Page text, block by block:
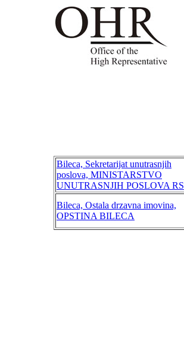
Bileca, Sekretarijat unutrasnjih
poslova, MINISTARSTVO
UNUTRASNJIH POSLOVA RS
Bileca, Ostala drzavna imovina,
OPSTINA BILECA